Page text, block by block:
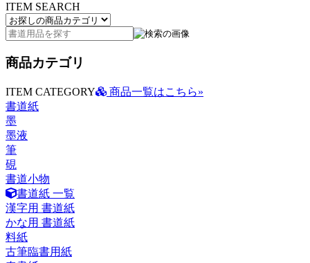
ITEM SEARCH
商品カテゴリ
ITEM CATEGORY
商品一覧はこちら»
書道紙
墨
墨液
筆
硯
書道小物
書道紙 一覧
漢字用 書道紙
かな用 書道紙
料紙
古筆臨書用紙